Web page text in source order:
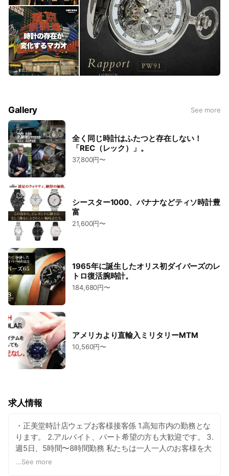
Gallery See more
全く同じ時計はふたつと存在しない！
「REC（レック）」。
37,800円〜
シースター1000、バナナなどティソ時計豊
富
21,600円〜
1965年に誕生したオリス初ダイバーズのレ
トロ復活腕時計。
184,680円〜
アメリカより直輸入ミリタリーMTM
10,560円〜
求人情報
・正美堂時計店ウェブお客様接客係 1.高知市内の勤務とな
ります。 2.アルバイト、パート希望の方も大歓迎です。 3.
週5日、5時間〜8時間勤務 私たちは一人一人のお客様を大
切にしていただける方を希望しています。 自分がお客様だ
...See more